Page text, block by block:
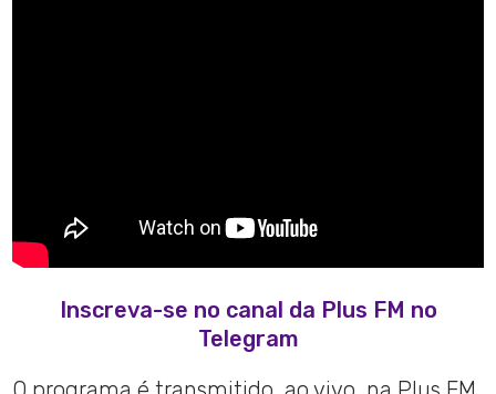
Inscreva-se no canal da Plus FM no
Telegram